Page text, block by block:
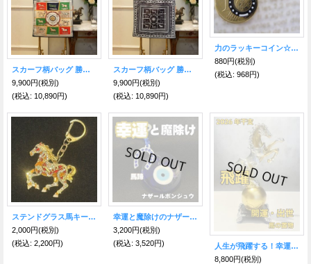
スカーフ柄バッグ 勝負事・仕事運のお守りラッキーホース(馬)バッグ／ネイビー【2026年の干支】
9,900円(税別)
(税込: 10,890円)
スカーフ柄バッグ 勝負事・仕事運のお守りラッキーホース(馬)／ブラック【2026年の干支】
9,900円(税別)
(税込: 10,890円)
力のラッキーコイン☆馬蹄 2個セット
880円(税別)
(税込: 968円)
ステンドグラス馬キーホルダー 豊かさ・成功・富を得る力が飛躍！オレンジ【2026年の干支】
2,000円(税別)
(税込: 2,200円)
幸運と魔除けのナザールボンジュウキーホルダー馬蹄付き
3,200円(税別)
(税込: 3,520円)
人生が飛躍する！幸運や成功を最大限に高め、財運を力強く伸ばす！黄金 飛躍馬 置物 【2026年の干支】
8,800円(税別)